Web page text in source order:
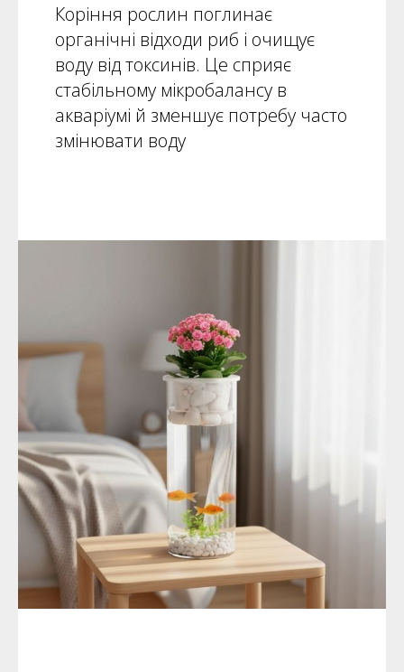
Коріння рослин поглинає
органічні відходи риб і очищує
воду від токсинів. Це сприяє
стабільному мікробалансу в
акваріумі й зменшує потребу часто
змінювати воду